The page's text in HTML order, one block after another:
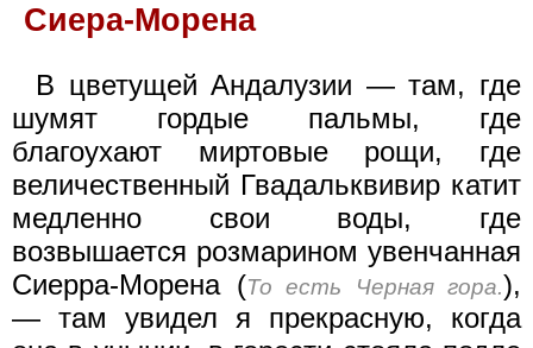
Сиера-Морена
В цветущей Андалузии — там, где
шумят гордые пальмы, где
благоухают миртовые рощи, где
величественный Гвадальквивир катит
медленно свои воды, где
возвышается розмарином увенчанная
Сиерра-Морена (То есть Черная гора.),
— там увидел я прекрасную, когда